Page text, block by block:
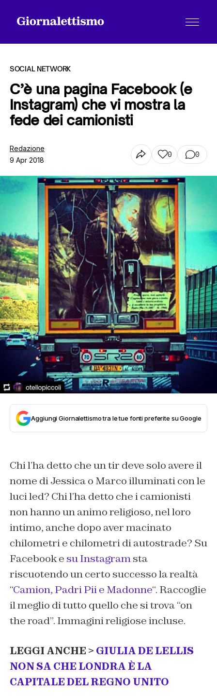
Tutti gli articoli
Chi siamo
Contatti
SOCIAL NETWORK
C’è una pagina Facebook (e
Instagram) che vi mostra la
fede dei camionisti
Redazione
9 Apr 2018
0 0
Aggiungi Giornalettismo tra le tue fonti preferite su Google
Chi l’ha detto che un tir deve solo avere il
nome di Jessica o Marco illuminati con le
luci led? Chi l’ha detto che i camionisti
non hanno un animo religioso, nel loro
intimo, anche dopo aver macinato
chilometri e chilometri di autostrade? Su
Facebook e su Instagramsta
riscuotendo un certo successo la realtà
“Camion, Padri Pii e Madonne“. Raccoglie
il meglio di tutto quello che si trova “on
the road”. Immagini religiose incluse.
LEGGI ANCHE > GIULIA DE LELLIS
NON SA CHE LONDRA È LA
CAPITALE DEL REGNO UNITO